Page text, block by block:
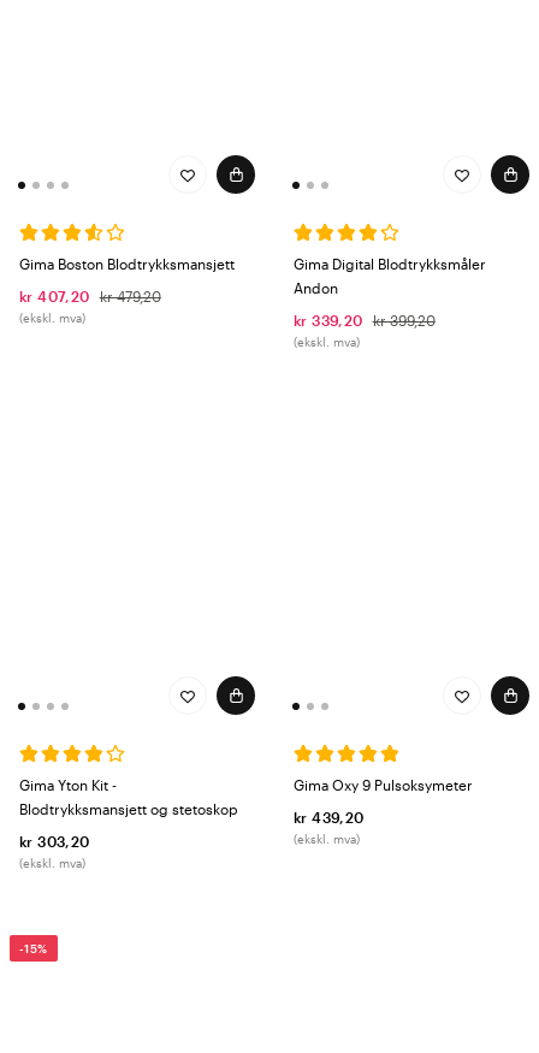
Gima Boston Blodtrykksmansjett
kr 407,20
kr 479,20
(ekskl. mva)
Gima Digital Blodtrykksmåler
Andon
kr 339,20
kr 399,20
(ekskl. mva)
Gima Yton Kit -
Blodtrykksmansjett og stetoskop
kr 303,20
(ekskl. mva)
Gima Oxy 9 Pulsoksymeter
kr 439,20
(ekskl. mva)
-15%